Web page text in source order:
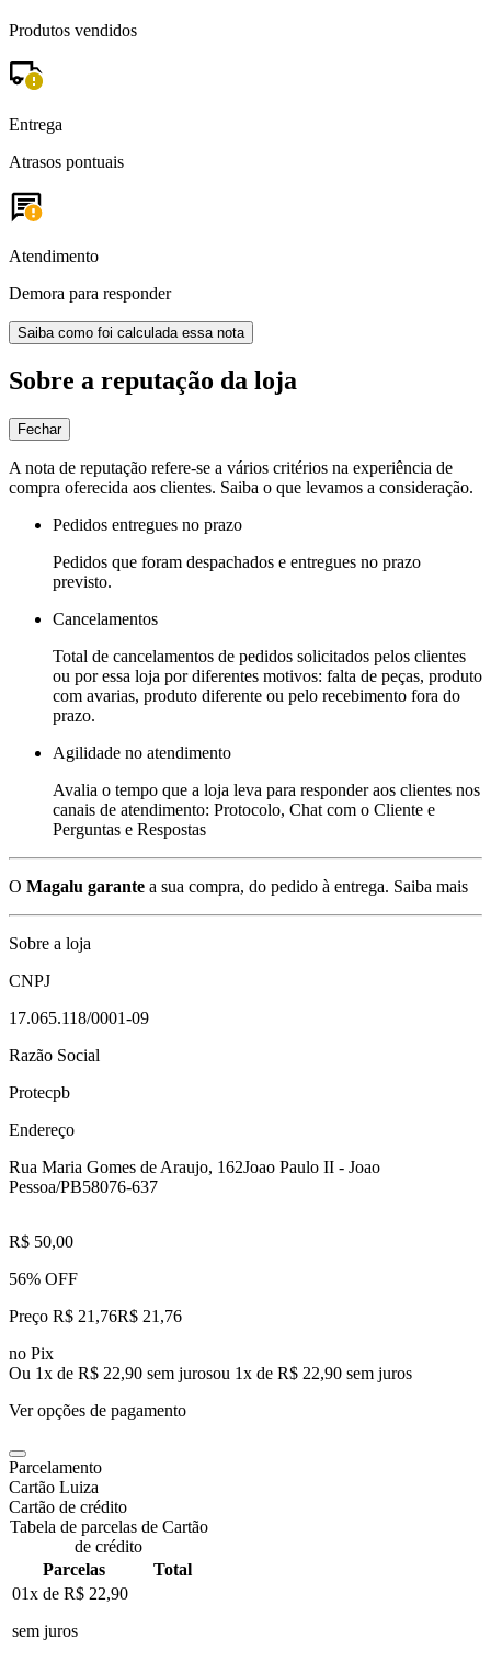
Produtos vendidos
Entrega
Atrasos pontuais
Atendimento
Demora para responder
Saiba como foi calculada essa nota
Sobre a reputação da loja
Fechar
A nota de reputação refere-se a vários critérios na experiência de
compra oferecida aos clientes. Saiba o que levamos a consideração.
Pedidos entregues no prazo
Pedidos que foram despachados e entregues no prazo
previsto.
Cancelamentos
Total de cancelamentos de pedidos solicitados pelos clientes
ou por essa loja por diferentes motivos: falta de peças, produto
com avarias, produto diferente ou pelo recebimento fora do
prazo.
Agilidade no atendimento
Avalia o tempo que a loja leva para responder aos clientes nos
canais de atendimento: Protocolo, Chat com o Cliente e
Perguntas e Respostas
O Magalu garante a sua compra, do pedido à entrega. Saiba mais
Sobre a loja
CNPJ
17.065.118/0001-09
Razão Social
Protecpb
Endereço
Rua Maria Gomes de Araujo, 162Joao Paulo II - Joao
Pessoa/PB58076-637
R$ 50,00
56% OFF
Preço R$ 21,76R$ 21 ,76
no Pix
Ou 1x de R$ 22,90 sem jurosou 1x de R$ 22,90 sem juros
Ver opções de pagamento
Parcelamento
Cartão Luiza
Cartão de crédito
Tabela de parcelas de Cartão
de crédito
Parcelas
Total
01x de R$ 22,90
sem juros